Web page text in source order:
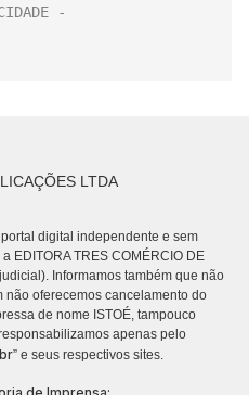
LTDA
digital independente e sem
EDITORA TRES COMÉRCIO DE
Informamos também que não
oferecemos cancelamento do
de nome ISTOÉ, tampouco
apenas pelo
” e seus respectivos sites.